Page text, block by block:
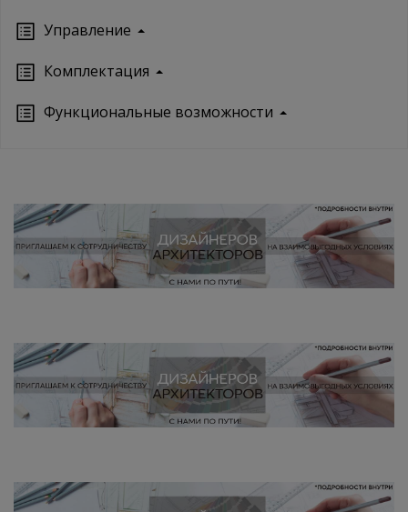
Управление
Кoмплектация
Функциональные возможности